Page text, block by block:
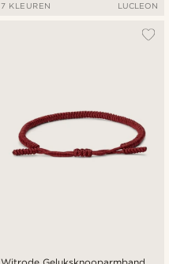
7 KLEUREN LUCLEON